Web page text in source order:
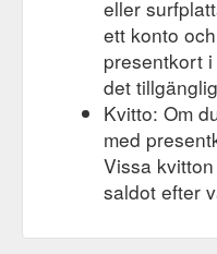
eller
ett konto
presentkort
det
Kvitto: Om
med
Vissa
saldot efter